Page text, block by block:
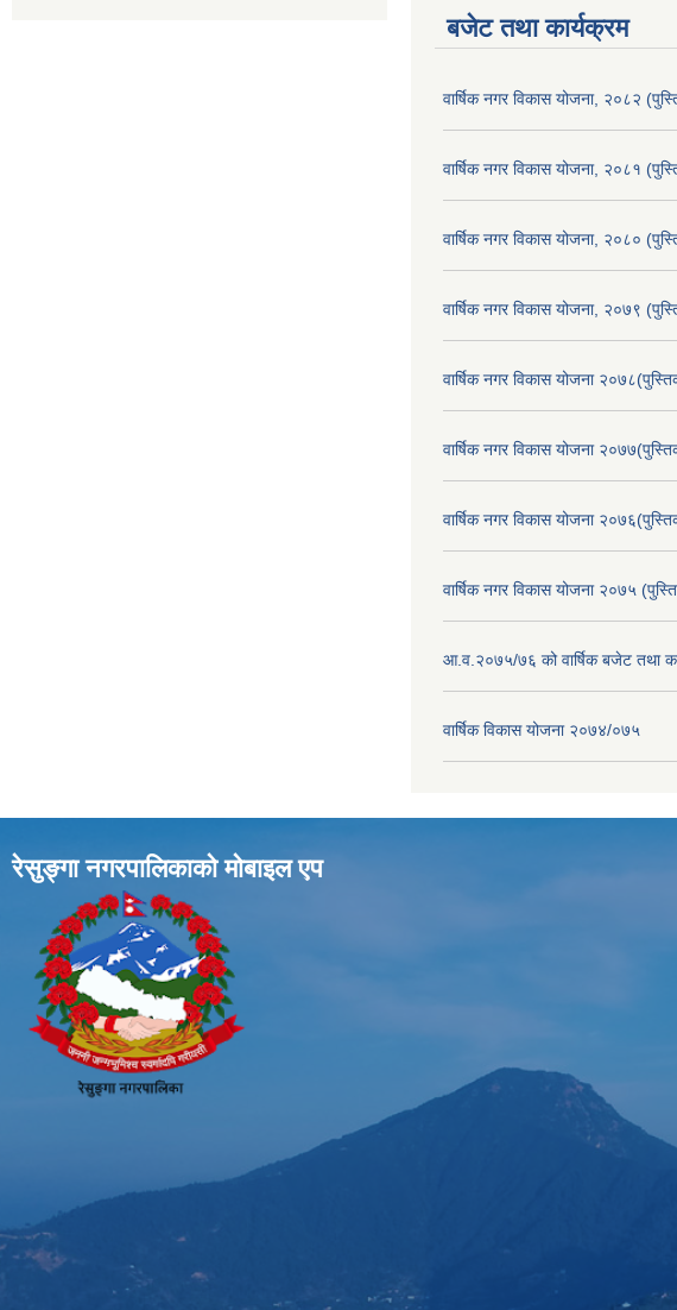
बजेट तथा कार्यक्रम
वार्षिक नगर विकास योजना, २०८२
वार्षिक नगर विकास योजना, २०८१
वार्षिक नगर विकास योजना, २०८०
वार्षिक नगर विकास योजना, २०७९
वार्षिक नगर विकास योजना
वार्षिक नगर विकास योजना
वार्षिक नगर विकास योजना
वार्षिक नगर विकास योजना २०७५
आ.व.२०७५/७६ को वार्षिक बजेट तथा
वार्षिक विकास योजना २०७४/०७५
रेसुङ्गा नगरपालिकाकाे माेबाइल एप